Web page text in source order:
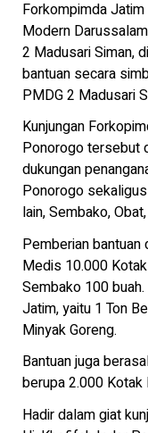
Forkompimda
Modern
2 Madusari Siman,
bantuan secara
PMDG 2 Madusari
Kunjungan
Ponorogo tersebut
dukungan
Ponorogo
lain, Sembako,
Pemberian bantuan
Medis 10.000
Sembako 100
Jatim, yaitu 1 Ton
Minyak Goreng.
Bantuan juga
berupa 2.000 Kotak
Hadir dalam giat